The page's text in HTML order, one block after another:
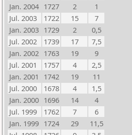
Jan. 2004 1727 2
1
Jul. 2003
1722 15
7
Jan. 2003 1729 2
0,5
Jul. 2002
1739 17
7,5
Jan. 2002 1763 19
9
Jul. 2001
1757 4
2,5
Jan. 2001
1742 19
11
Jul. 2000
1678 4
1,5
Jan. 2000 1696 14
4
Jul. 1999
1762 7
6
Jan. 1999 1724 29
11,5